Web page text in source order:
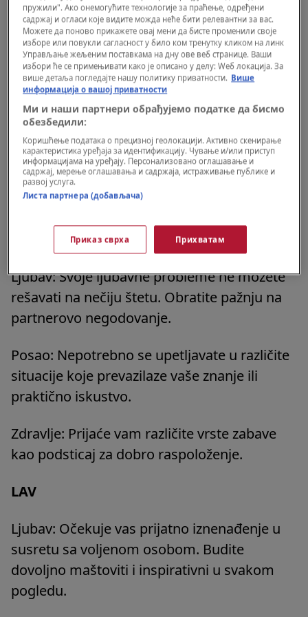
Ljubav: Ukoliko vas muče ljubavne dileme,
iskreno razgovarajte sa svojim partnerom.
Nemojte oklevati da zatražite odgovore.
Posao: Okolina pozitivno reaguje na vaše
ideje i neko vas podstiče na poslovnu
saradnju. Važno je da sačuvate dobar ukus.
Zdravlje: Obratite pažnju na zdraviji način
života, izbegavajte loše navike.
Ljubav: Svoje ljubavne probleme ne možete
rešavati na nečiju štetu. Obratite pažnju na
partnerovo negodovanje.
Posao: Nepotrebno se upetljavate u različite
situacije koje prevazilaze vaše znanje ili
praktično iskustvo.
Zdravlje: Prijaće vam različite vrste zabave
kao podsticaj za dobro raspoloženje.
LAV
Ljubav: Očekuje vas prijatno iznenađenje u
susretu sa voljenom osobom. Budite
dovoljno maštoviti i inspirativni u svakom
pogledu.
пружили". Ако онемогућите технологије за праћење, одређени
садржај и огласи које видите можда неће бити релевантни за вас.
Можете да поново прикажете овај мени да бисте променили своје
изборе или повукли сагласност у било ком тренутку кликом на линк
Управљање жељеним поставкама на дну ове веб странице. Ваши
избори ће се примењивати како је описано у делу: Wеб локација. За
више детаља погледајте нашу политику приватности. Више
информација о вашој приватности
Ми и наши партнери обрађујемо податке да бисмо
обезбедили:
Коришћење података о прецизној геолокацији. Активно скенирање
карактеристика уређаја за идентификацију. Чување и/или приступ
информацијама на уређају. Персонализовано оглашавање и
садржај, мерење оглашавања и садржаја, истраживање публике и
развој услуга.
Листа партнера (добављача)
Приказ сврха Прихватам